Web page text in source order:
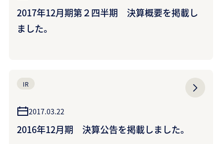
2017年12月期第２四半期 決算概要を掲載し
ました。
IR
2017.03.22
2016年12月期 決算公告を掲載しました。